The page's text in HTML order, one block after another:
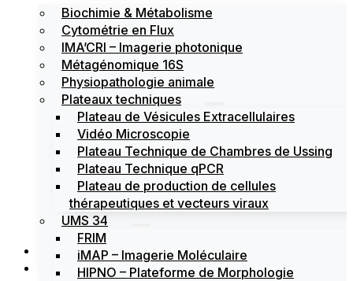
Biochimie & Métabolisme
Cytométrie en Flux
IMA’CRI – Imagerie photonique
Métagénomique 16S
Physiopathologie animale
Plateaux techniques
Plateau de Vésicules Extracellulaires
Vidéo Microscopie
Plateau Technique de Chambres de Ussing
Plateau Technique qPCR
Plateau de production de cellules
thérapeutiques et vecteurs viraux
UMS 34
FRIM
iMAP – Imagerie Moléculaire
HIPNO – Plateforme de Morphologie
Actualités
Évènements